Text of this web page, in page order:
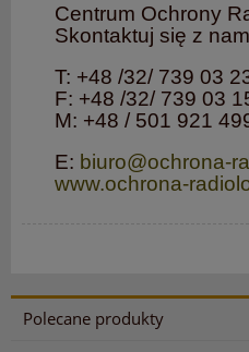
Centrum Ochrony
Skontaktuj się z
T: +48 /32/ 739 03
F: +48 /32/ 739 03
M: +48 / 501 921
E: biuro@ochrona-
www.ochrona-
Polecane produkty